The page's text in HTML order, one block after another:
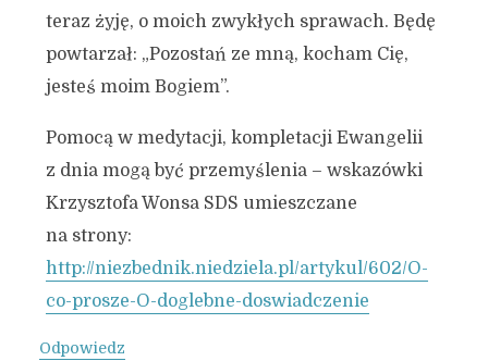
teraz żyję, o moich zwykłych sprawach. Będę
powtarzał: „Pozostań ze mną, kocham Cię,
jesteś moim Bogiem”.
Pomocą w medytacji, kompletacji Ewangelii
z dnia mogą być przemyślenia – wskazówki
Krzysztofa Wonsa SDS umieszczane
na strony:
http://niezbednik.niedziela.pl/artykul/602/O-
co-prosze-O-doglebne-doswiadczenie
Odpowiedz